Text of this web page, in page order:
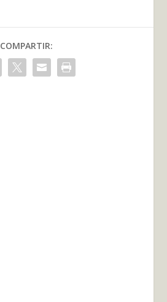
COMPARTIR: